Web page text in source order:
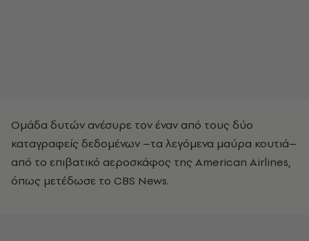
Ομάδα δυτών ανέσυρε τον έναν από τους δύο
καταγραφείς δεδομένων –τα λεγόμενα μαύρα κουτιά–
από το επιβατικό αεροσκάφος της American Airlines,
όπως μετέδωσε το CBS News.